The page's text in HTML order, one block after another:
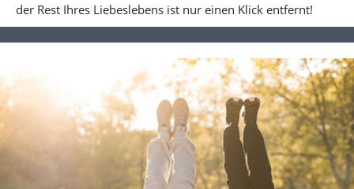
der Rest Ihres Liebeslebens ist nur einen Klick entfernt!